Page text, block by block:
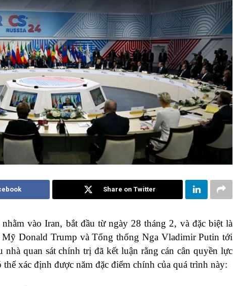
Share on Twitter
vào Iran, bắt đầu từ ngày 28 tháng 2, và đặc biệt là
Mỹ Donald Trump và Tổng thống Nga Vladimir Putin tới
quan sát chính trị đã kết luận rằng cán cân quyền lực
xác định được năm đặc điểm chính của quá trình này: